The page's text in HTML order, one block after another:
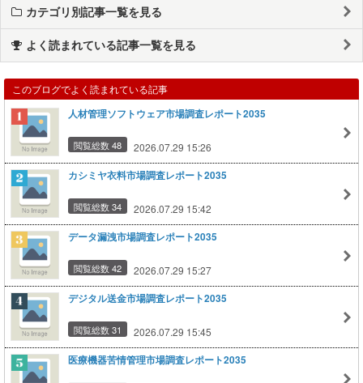
カテゴリ別記事一覧を見る
よく読まれている記事一覧を見る
このブログでよく読まれている記事
人材管理ソフトウェア市場調査レポート2035
閲覧総数 48 2026.07.29 15:26
カシミヤ衣料市場調査レポート2035
閲覧総数 34 2026.07.29 15:42
データ漏洩市場調査レポート2035
閲覧総数 42 2026.07.29 15:27
デジタル送金市場調査レポート2035
閲覧総数 31 2026.07.29 15:45
医療機器苦情管理市場調査レポート2035